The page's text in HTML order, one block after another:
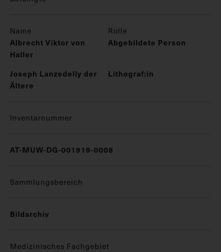
Name Rolle
Albrecht Viktor von
Haller
Abgebildete Person
Joseph Lanzedelly der
Ältere
Lithograf:in
Inventarnummer
AT-MUW-DG-001919-0008
Sammlungsbereich
Bildarchiv
Medizinisches Fachgebiet